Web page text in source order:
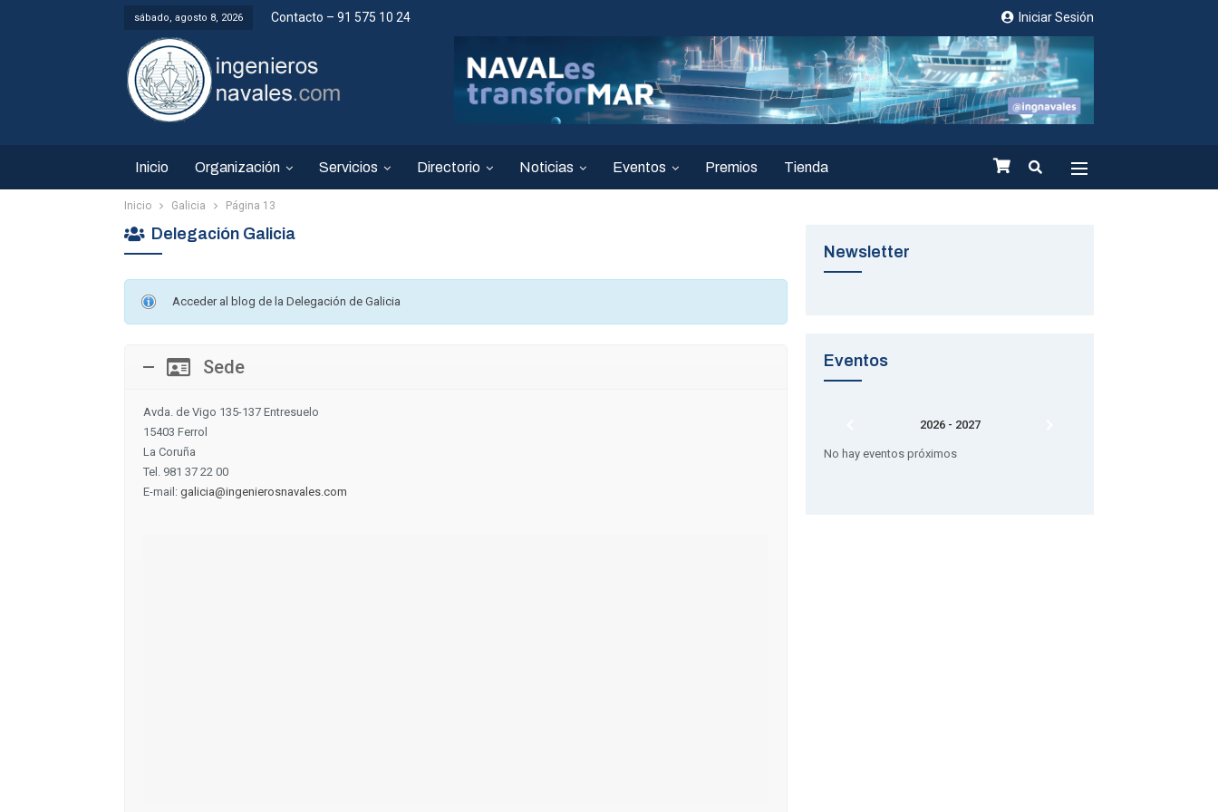
Iniciar Sesión
sábado, agosto 8, 2026 Contacto – 91 575 10 24
Inicio Organización Servicios Directorio Noticias Eventos Premios Tienda
Inicio Galicia Página 13
Delegación Galicia
Acceder al blog de la Delegación de Galicia
Sede
Avda. de Vigo 135-137 Entresuelo
15403 Ferrol
La Coruña
Tel. 981 37 22 00
E-mail: galicia@ingenierosnavales.com
Newsletter
Eventos
2026 - 2027
No hay eventos próximos